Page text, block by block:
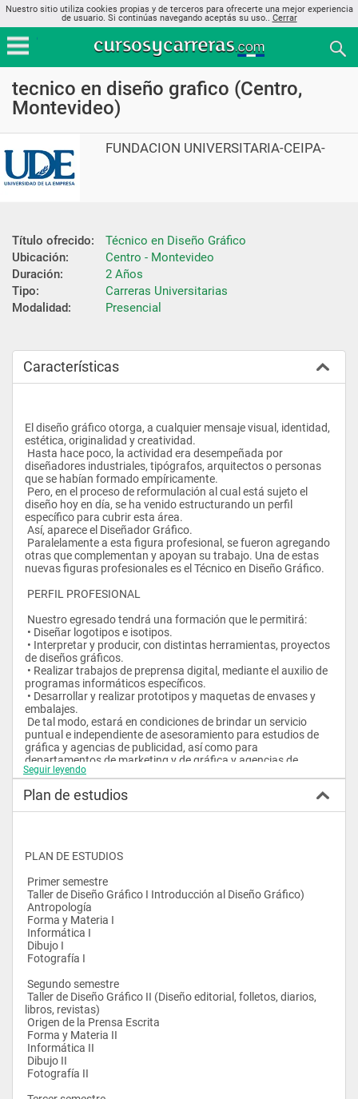
Nuestro sitio utiliza cookies propias y de terceros para ofrecerte una mejor experiencia
de usuario. Si continúas navegando aceptás su uso.. Cerrar
tecnico en diseño grafico (Centro,
Montevideo)
FUNDACION UNIVERSITARIA-CEIPA-
Título ofrecido:
Técnico en Diseño Gráfico
Ubicación:
Centro - Montevideo
Duración:
2 Años
Tipo:
Carreras Universitarias
Modalidad:
Presencial
Características
El diseño gráfico otorga, a cualquier mensaje visual, identidad,
estética, originalidad y creatividad.
diseñadores industriales, tipógrafos, arquitectos o personas
que se habían formado empíricamente.
diseño hoy en día, se ha venido estructurando un perfil
específico para cubrir esta área.
Así, aparece el Diseñador Gráfico.
otras que complementan y apoyan su trabajo. Una de estas
nuevas figuras profesionales es el Técnico en Diseño Gráfico.
PERFIL PROFESIONAL
Nuestro egresado tendrá una formación que le permitirá:
• Diseñar logotipos e isotipos.
de diseños gráficos.
programas informáticos específicos.
embalajes.
puntual e independiente de asesoramiento para estudios de
gráfica y agencias de publicidad, así como para
departamentos de marketing y de gráfica y agencias de
publicidad, así como para departamentos de marketing y de
METODOLOGÍA DE APRENDIZAJE
estudiante con base en:
• Seguimiento de una secuencia lógica.
complejidad creciente.
propios de la carrera.
Facultades de la Universidad de la Empresa.
• Interrelación con la práctica profesional.
trabajos prácticos y elaboración de prototipos.
semestre, en los que se involucran los conocimientos teóricos
y prácticos recibidos en todas las asignaturas.
CUERPO DOCENTE
profesionales nacionales e internacionales, especialistas
reconocidos en sus respectivas áreas, lo cual permite conjugar
Seguir leyendo
Plan de estudios
PLAN DE ESTUDIOS
Primer semestre
Taller de Diseño Gráfico I Introducción al Diseño Gráfico)
Antropología
Forma y Materia I
Informática I
Dibujo I
Fotografía I
Segundo semestre
libros, revistas)
Origen de la Prensa Escrita
Forma y Materia II
Informática II
Dibujo II
Fotografía II